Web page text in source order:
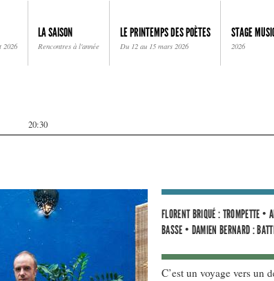
2026
LA SAISON
Rencontres à l'année
LE PRINTEMPS DES POÈTES
Du 12 au 15 mars 2026
STAGE
2026
20:30
FLORENT BRIQUÉ : TROMPETTE •
BASSE • DAMIEN BERNARD :
C’est un voyage vers un